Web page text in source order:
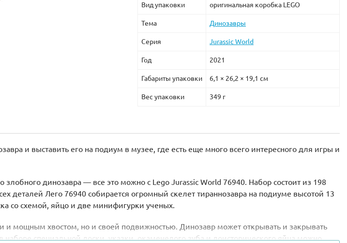
Вид упаковки оригинальная коробка LEGO
Тема Динозавры
Серия Jurassic World
Год 2021
Габариты упаковки 6,1 × 26,2 × 19,1 см
Вес упаковки 349 г
и выставить его на подиум в музее, где есть еще много всего интересного для игры и
динозавра — все это можно с Lego Jurassic World 76940. Набор состоит из 198
деталей Лего 76940 собирается огромный скелет тираннозавра на подиуме высотой 13
со схемой, яйцо и две минифигурки ученых.
и мощным хвостом, но и своей подвижностью. Динозавр может открывать и закрывать
специальной доски, указки, окаменелого зуба и доисторического яйца можно